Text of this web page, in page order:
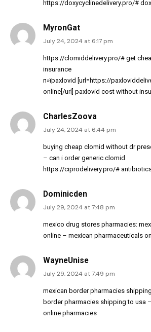
https://doxycyclinedelivery.pro/#
MyronGat
July 24, 2024 at 6:17 pm
https://clomiddelivery.pro/# get
insurance
п»їpaxlovid [url=https://
online[/url] paxlovid cost without
CharlesZoova
July 24, 2024 at 6:44 pm
buying cheap clomid without dr
– can i order generic clomid
https://ciprodelivery.pro/#
Dominicden
July 29, 2024 at 7:48 pm
mexico drug stores pharmacies:
online – mexican pharmaceuticals
WayneUnise
July 29, 2024 at 7:49 pm
mexican border pharmacies
border pharmacies shipping to usa
online pharmacies